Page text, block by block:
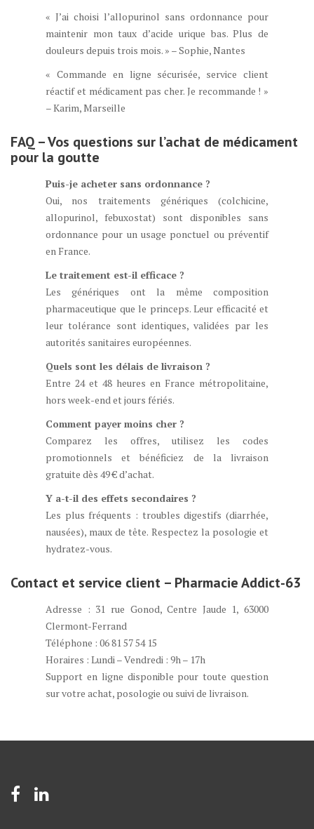
« J’ai choisi l’allopurinol sans ordonnance pour
maintenir mon taux d’acide urique bas. Plus de
douleurs depuis trois mois. » – Sophie, Nantes
« Commande en ligne sécurisée, service client
réactif et médicament pas cher. Je recommande ! »
– Karim, Marseille
FAQ – Vos questions sur l’achat de médicament
pour la goutte
Puis-je acheter sans ordonnance ?
Oui, nos traitements génériques (colchicine,
allopurinol, febuxostat) sont disponibles sans
ordonnance pour un usage ponctuel ou préventif
en France.
Le traitement est-il efficace ?
Les génériques ont la même composition
pharmaceutique que le princeps. Leur efficacité et
leur tolérance sont identiques, validées par les
autorités sanitaires européennes.
Quels sont les délais de livraison ?
Entre 24 et 48 heures en France métropolitaine,
hors week-end et jours fériés.
Comment payer moins cher ?
Comparez les offres, utilisez les codes
promotionnels et bénéficiez de la livraison
gratuite dès 49 € d’achat.
Y a-t-il des effets secondaires ?
Les plus fréquents : troubles digestifs (diarrhée,
nausées), maux de tête. Respectez la posologie et
hydratez-vous.
Contact et service client – Pharmacie Addict-63
Adresse : 31 rue Gonod, Centre Jaude 1, 63000
Clermont-Ferrand
Téléphone : 06 81 57 54 15
Horaires : Lundi – Vendredi : 9h – 17h
Support en ligne disponible pour toute question
sur votre achat, posologie ou suivi de livraison.